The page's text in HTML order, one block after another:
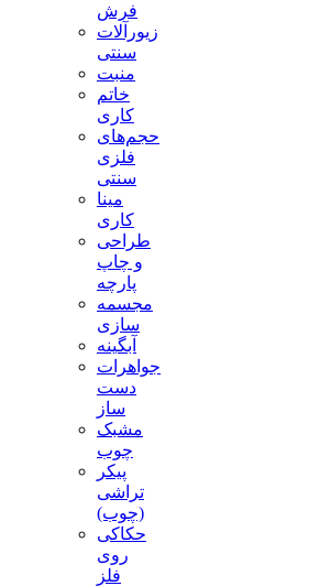
فرش
زیورآلات
سنتی
منبت
خاتم
کاری
حجم‌های
فلزی
سنتی
مینا
کاری
طراحی
و چاپ
پارچه
مجسمه
سازی
آبگینه
جواهرات
دست
ساز
مشبک
چوب
پیکر
تراشی
(چوب)
حکاکی
روی
فلز